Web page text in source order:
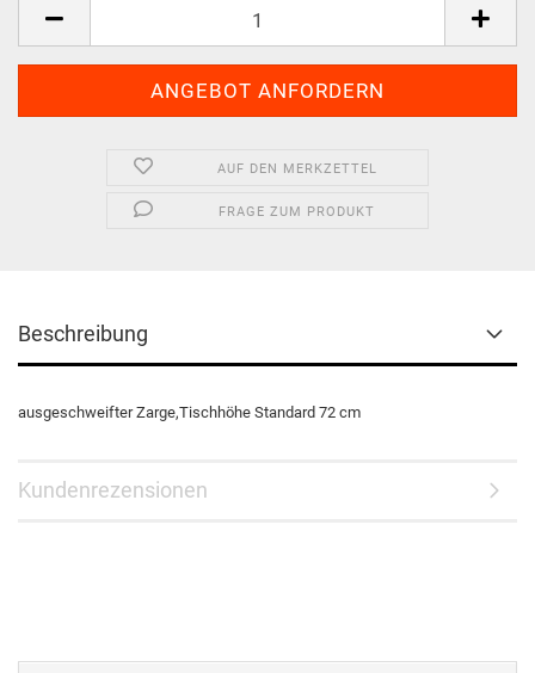
AUF DEN MERKZETTEL
FRAGE ZUM PRODUKT
Beschreibung
ausgeschweifter Zarge,Tischhöhe Standard 72 cm
Kundenrezensionen